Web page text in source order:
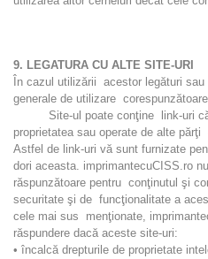
9. LEGATURA CU ALTE SITE-URI
În cazul utilizării acestor legături
generale de utilizare
Site-ul poate conţine link-uri
proprietatea sau operate de alte
Astfel de link-uri vă sunt furnizate
dori aceasta. imprimantecuCISS.ro
răspunzătoare pentru conţinutul şi
securitate şi de funcţionalitate a
cele mai sus menţionate,
răspundere dacă aceste site-uri:
• încalcă drepturile de proprietate